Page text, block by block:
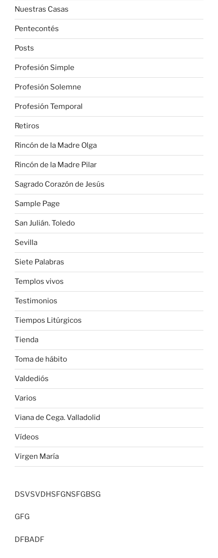
Nuestras Casas
Pentecontés
Posts
Profesión Simple
Profesión Solemne
Profesión Temporal
Retiros
Rincón de la Madre Olga
Rincón de la Madre Pilar
Sagrado Corazón de Jesús
Sample Page
San Julián. Toledo
Sevilla
Siete Palabras
Templos vivos
Testimonios
Tiempos Litúrgicos
Tienda
Toma de hábito
Valdediós
Varios
Viana de Cega. Valladolid
Vídeos
Virgen María
DSVSVDHSFGNSFGBSG
GFG
DFBADF